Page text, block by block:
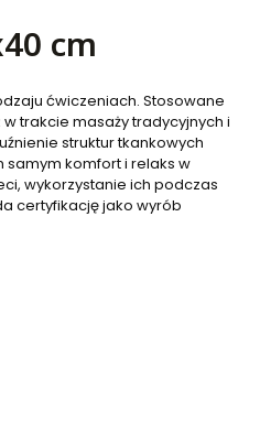
cm
ćwiczeniach. Stosowane
trakcie masaży tradycyjnych i
struktur tkankowych
samym komfort i relaks w
wykorzystanie ich podczas
certyfikację jako wyrób